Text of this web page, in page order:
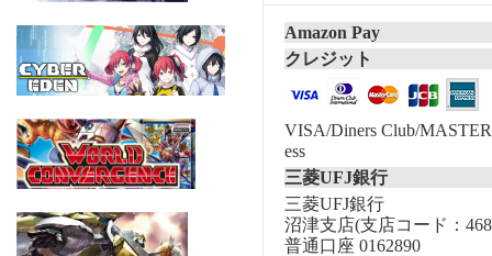
Amazon Pay
クレジット
VISA/Diners Club/
ess
三菱UFJ銀行
三菱UFJ銀行
沼津支店(支店コード：
普通口座 0162890